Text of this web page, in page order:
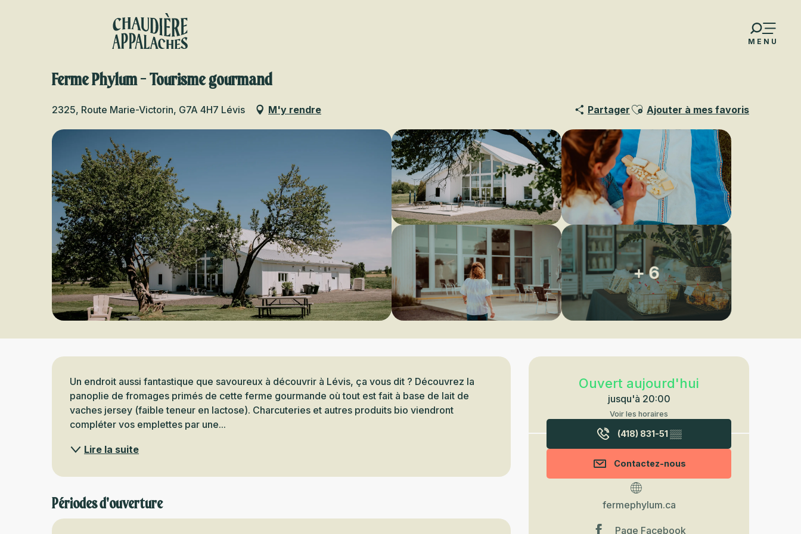
MENU
Ferme Phylum - Tourisme gourmand
2325, Route Marie-Victorin, G7A 4H7 Lévis M'y rendre Partager Ajouter aux favoris
Ajouter à mes favoris
+ 6
Ouverture et coordonnées
Ouvert aujourd'hui
jusqu'à 20:00
Voir les horaires
(418) 831-51▒▒
Contactez-nous
fermephylum.ca
Page Facebook
Description
Un endroit aussi fantastique que savoureux à découvrir à Lévis, ça vous dit ? Découvrez la
panoplie de fromages primés de cette ferme gourmande où tout est fait à base de lait de
vaches jersey (faible teneur en lactose). Charcuteries et autres produits bio viendront
compléter vos emplettes par une...
Lire la suite
Périodes d'ouverture